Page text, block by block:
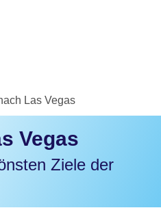
Las Vegas
Vegas
Ziele der